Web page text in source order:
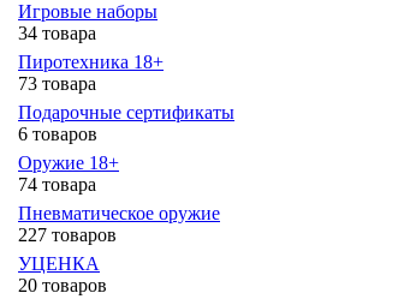
Игровые наборы
34 товара
Пиротехника 18+
73 товара
Подарочные сертификаты
6 товаров
Оружие 18+
74 товара
Пневматическое оружие
227 товаров
УЦЕНКА
20 товаров